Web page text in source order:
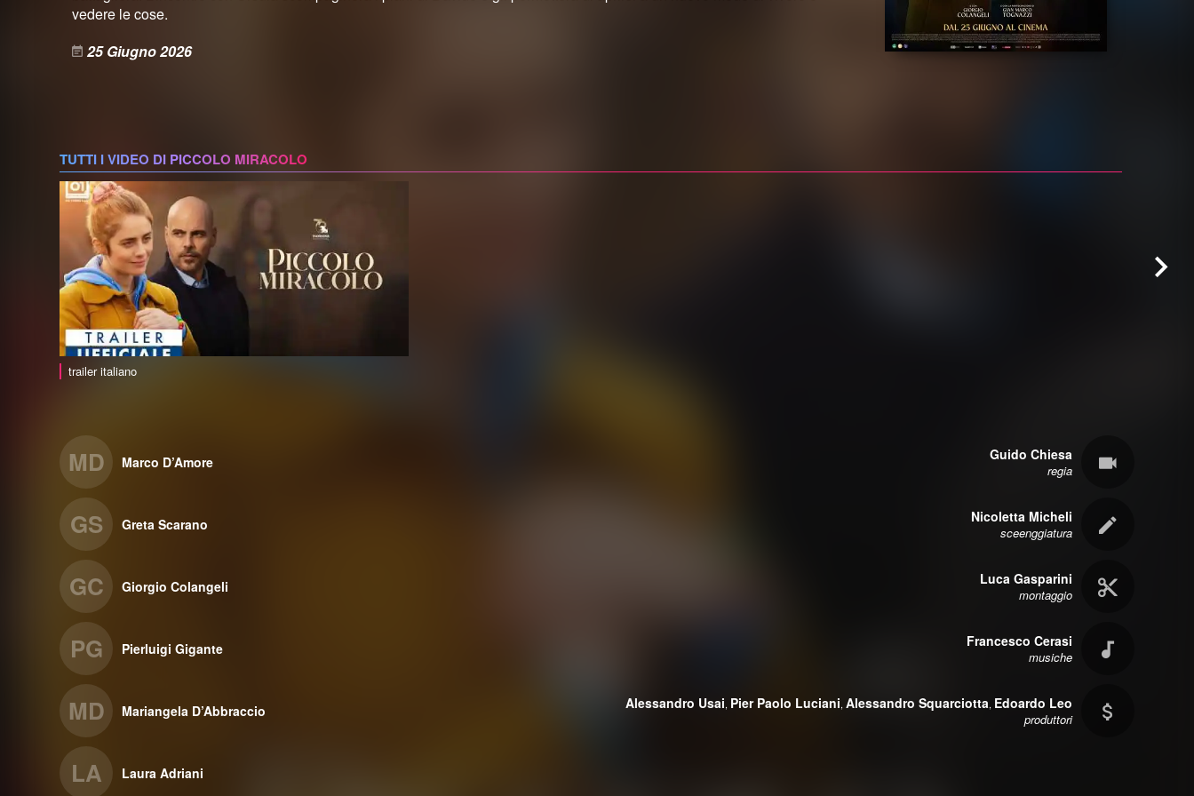
vedere le cose.
25 Giugno 2026
TUTTI I VIDEO DI PICCOLO MIRACOLO
trailer italiano
MD Marco D’Amore
GS Greta Scarano
GC Giorgio Colangeli
PG Pierluigi Gigante
MD Mariangela D’Abbraccio
LA Laura Adriani
Guido Chiesa
regia
Nicoletta Micheli
sceenggiatura
Luca Gasparini
montaggio
Francesco Cerasi
musiche
Alessandro Usai, Pier Paolo Luciani, Alessandro Squarciotta, Edoardo Leo
produttori